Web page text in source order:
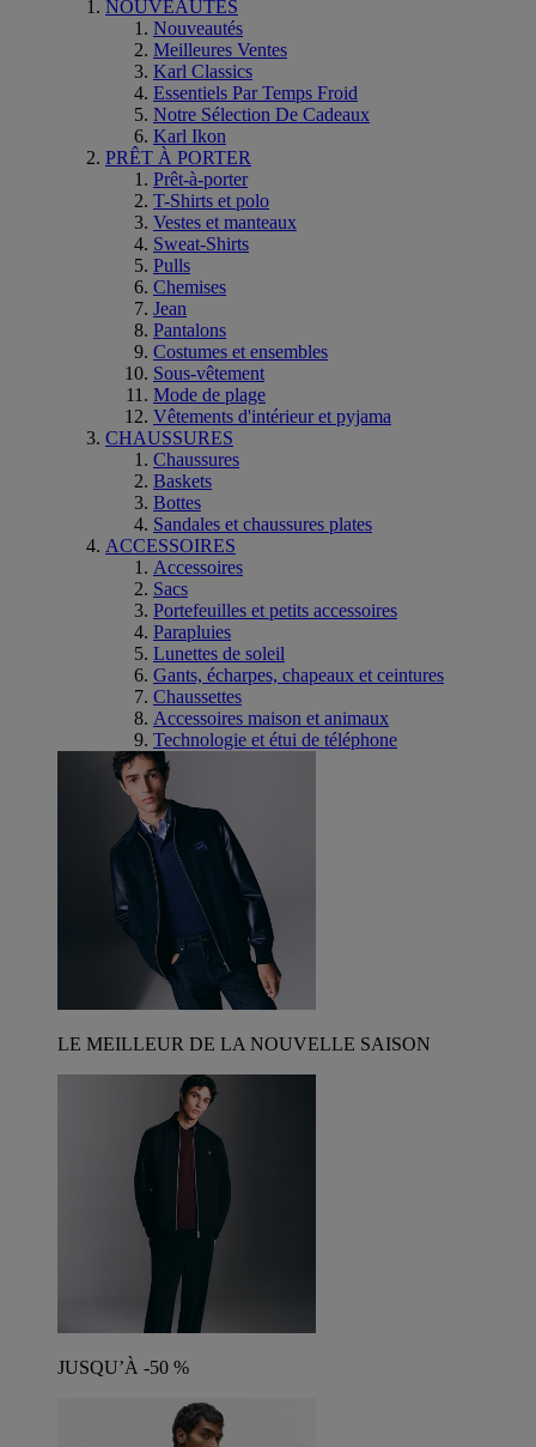
NOUVEAUTÉS
Nouveautés
Meilleures Ventes
Karl Classics
Essentiels Par Temps Froid
Notre Sélection De Cadeaux
Karl Ikon
PRÊT À PORTER
Prêt-à-porter
T-Shirts et polo
Vestes et manteaux
Sweat-Shirts
Pulls
Chemises
Jean
Pantalons
Costumes et ensembles
Sous-vêtement
Mode de plage
Vêtements d'intérieur et pyjama
CHAUSSURES
Chaussures
Baskets
Bottes
Sandales et chaussures plates
ACCESSOIRES
Accessoires
Sacs
Portefeuilles et petits accessoires
Parapluies
Lunettes de soleil
Gants, écharpes, chapeaux et ceintures
Chaussettes
Accessoires maison et animaux
Technologie et étui de téléphone
LE MEILLEUR DE LA NOUVELLE SAISON
JUSQU’À -50 %